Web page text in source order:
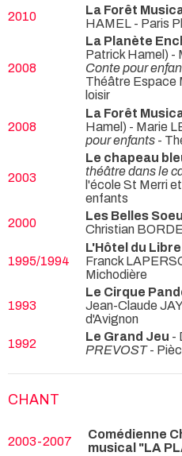
2010
La Forêt
HAMEL - Paris
2008
La Planète
Patrick Hamel) -
Conte pour
Théâtre Espace
loisir
2008
La Forêt
Hamel) - Marie
pour enfants -
2003
Le chapeau
théâtre dans le
l'école St Merri
enfants
2000
Les Belles
Christian
1995/1994
L'Hôtel du
Franck
Michodière
1993
Le Cirque
Jean-Claude
d'Avignon
1992
Le Grand Jeu -
PREVOST-
CHANT
2003-2007
Comédienne
musical "LA